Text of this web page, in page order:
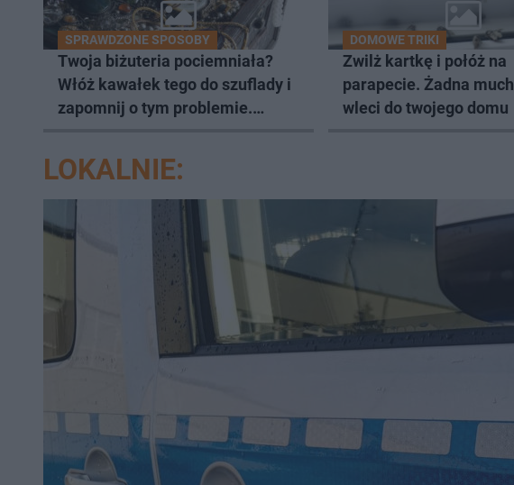
SPRAWDZONE SPOSOBY
Twoja biżuteria pociemniała?
Włóż kawałek tego do szuflady i
zapomnij o tym problemie.
DOMOWE TRIKI
Zwilż kartkę i połóż na
parapecie. Żadna
wleci do twojego domu
LOKALNIE: